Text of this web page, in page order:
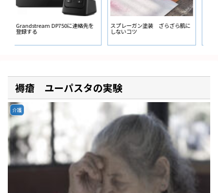
経路からの オイル吹き返し量が多
い イド線の設定
褥瘡 ユーパスタの実験
介護